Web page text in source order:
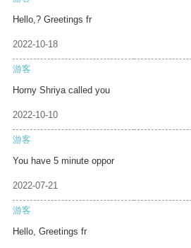
Hello,? Greetings fr
2022-10-18
游客
Horny Shriya called you
2022-10-10
游客
You have 5 minute oppor
2022-07-21
游客
Hello, Greetings fr